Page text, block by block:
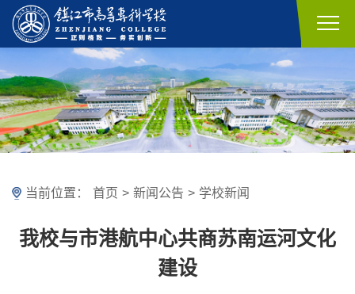
当前位置： 首页 > 新闻公告 > 学校新闻
我校与市港航中心共商苏南运河文化
建设